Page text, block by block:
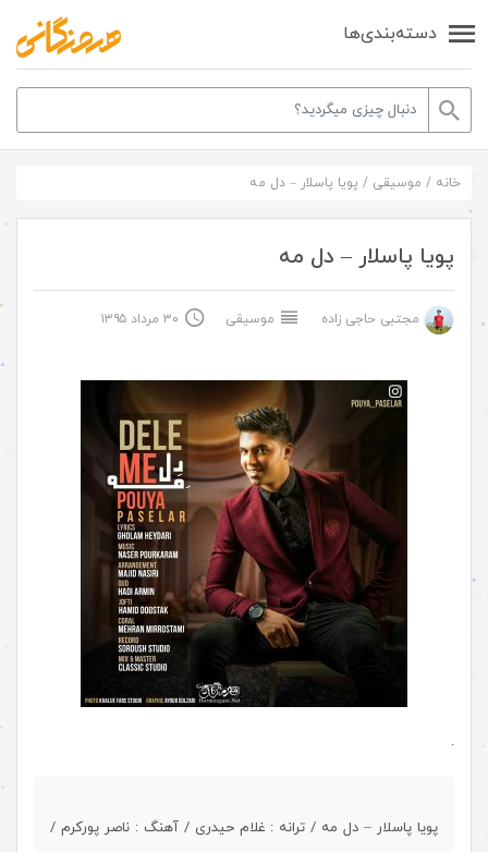
دسته‌بندی‌ها
خانه / موسیقی / پویا پاسلار – دل مه
پویا پاسلار – دل مه
مجتبی حاجی زاده موسیقی ۳۰ مرداد ۱۳۹۵
.
پویا پاسلار – دل مه / ترانه : غلام حیدری / آهنگ : ناصر پورکرم /